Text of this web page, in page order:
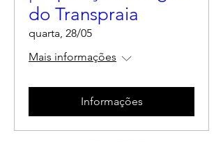
do Transpraia
quarta, 28/05
Mais informações
Informações